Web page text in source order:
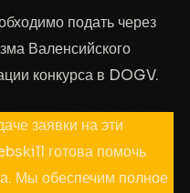
подать через
Валенсийского
конкурса в DOGV.
заявки на эти
готова помочь
Мы обеспечим полное